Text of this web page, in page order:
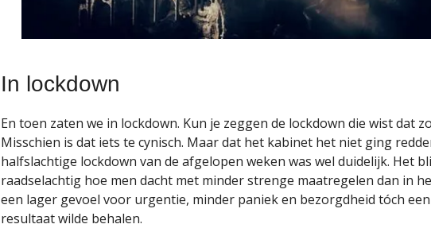
In lockdown
En toen zaten we in lockdown. Kun je zeggen de lockdown die wist dat
Misschien is dat iets te cynisch. Maar dat het kabinet het niet ging
halfslachtige lockdown van de afgelopen weken was wel duidelijk. Het
raadselachtig hoe men dacht met minder strenge maatregelen dan in
een lager gevoel voor urgentie, minder paniek en bezorgdheid tóch
resultaat wilde behalen.